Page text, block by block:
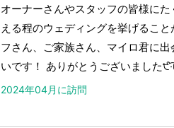
オーナーさんやスタッフの皆様に
える程のウェディングを挙げるこ
フさん、ご家族さん、マイロ君に
いです！ ありがとうございました
2024年04月に訪問